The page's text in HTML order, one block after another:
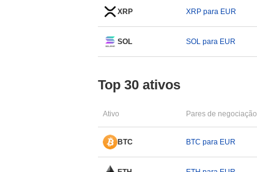
XRP XRP para EUR
SOL SOL para EUR
Top 30 ativos
Ativo Pares de negociação
BTC BTC para EUR